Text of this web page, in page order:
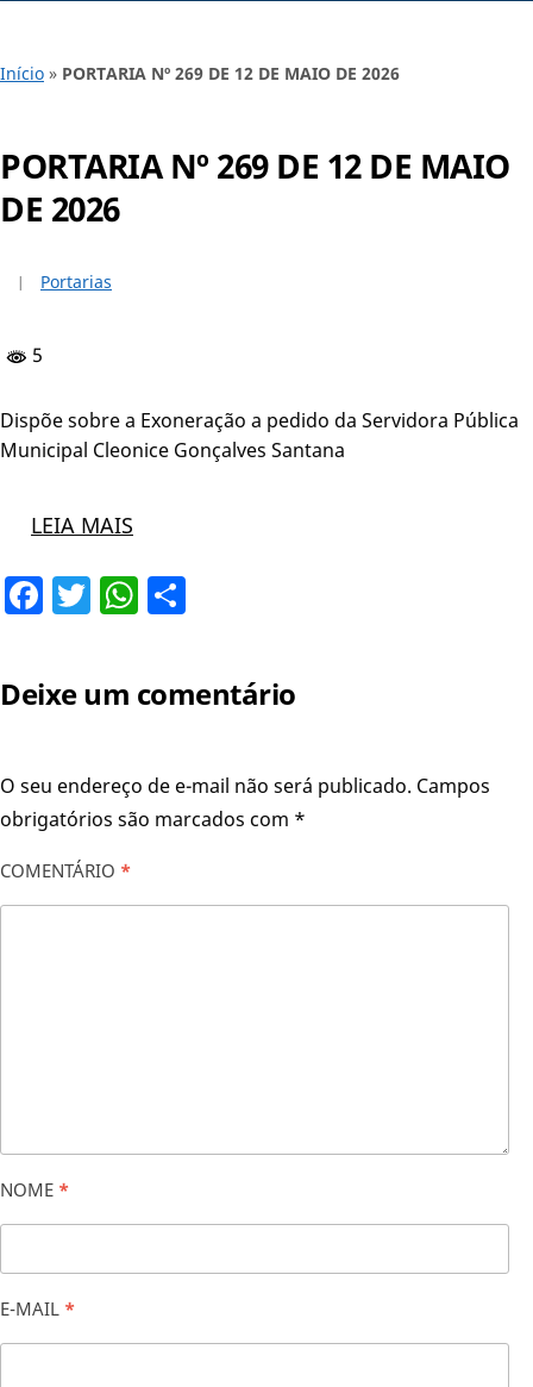
Início » PORTARIA Nº 269 DE 12 DE MAIO DE 2026
PORTARIA Nº 269 DE 12 DE MAIO
DE 2026
Portarias
5
Dispõe sobre a Exoneração a pedido da Servidora Pública
Municipal Cleonice Gonçalves Santana
LEIA MAIS
Facebook
TwitterWhatsApp
Deixe um comentário
O seu endereço de e-mail não será publicado. Campos
obrigatórios são marcados com *
COMENTÁRIO *
NOME *
E-MAIL *